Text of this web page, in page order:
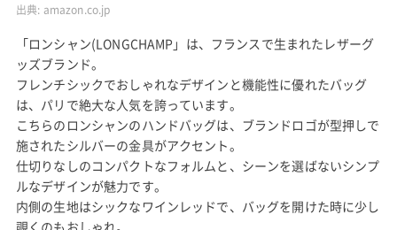
出典: amazon.co.jp
「ロンシャン(LONGCHAMP」は、フランスで生まれたレザーグ
ッズブランド。
フレンチシックでおしゃれなデザインと機能性に優れたバッグ
は、パリで絶大な人気を誇っています。
こちらのロンシャンのハンドバッグは、ブランドロゴが型押しで
施されたシルバーの金具がアクセント。
仕切りなしのコンパクトなフォルムと、シーンを選ばないシンプ
ルなデザインが魅力です。
内側の生地はシックなワインレッドで、バッグを開けた時に少し
覗くのもおしゃれ。